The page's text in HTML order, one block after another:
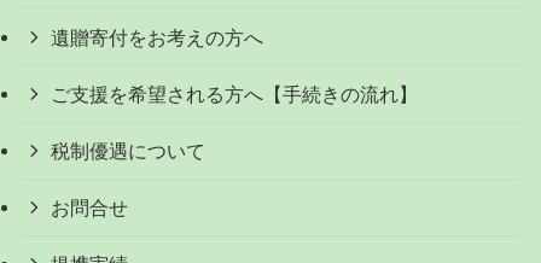
遺贈寄付をお考えの方へ
ご支援を希望される方へ【手続きの流れ】
税制優遇について
お問合せ